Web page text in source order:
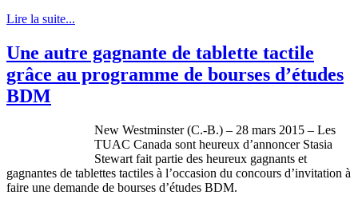
Lire la suite...
Une autre gagnante de tablette tactile
grâce au programme de bourses d’études
BDM
New Westminster (C.-B.) – 28 mars 2015 – Les
TUAC Canada sont heureux d’annoncer Stasia
Stewart fait partie des heureux gagnants et
gagnantes de tablettes tactiles à l’occasion du concours d’invitation à
faire une demande de bourses d’études BDM.